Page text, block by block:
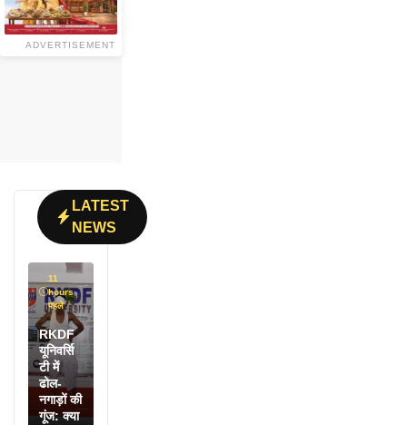
ADVERTISEMENT
LATEST
NEWS
11
hours
पहले
RKDF
यूनिवर्सि
टी में
ढोल-
नगाड़ों की
गूंज: क्या